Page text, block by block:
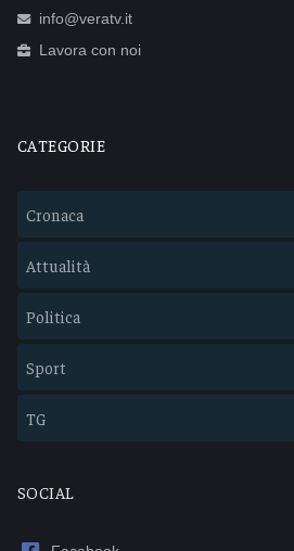
info@veratv.it
Lavora con noi
CATEGORIE
Cronaca
Attualità
Politica
Sport
TG
SOCIAL